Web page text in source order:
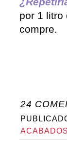
por 1 litro
compre.
24
ACABADOS